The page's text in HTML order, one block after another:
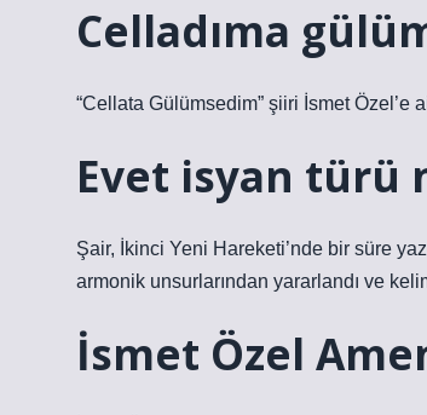
Celladıma
“Cellata Gülümsedim” şiiri İsmet Özel’e
Evet isyan türü
Şair, İkinci Yeni Hareketi’nde bir süre
armonik unsurlarından yararlandı ve
İsmet Özel